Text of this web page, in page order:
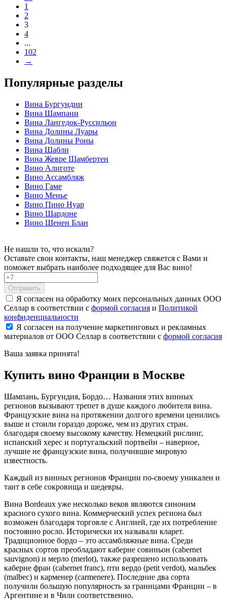
1
2
3
4
...
102
→
Популярные разделы
Вина Бургундии
Вина Шампани
Вина Лангедок-Руссильон
Вина Долины Луары
Вина Долины Роны
Вина Шабли
Вина Жевре Шамбертен
Вино Алиготе
Вино Ассамбляж
Вино Гаме
Вино Менье
Вино Пино Нуар
Вино Шардоне
Вино Шенен Блан
Не нашли то, что искали?
Оставьте свои контакты, наш менеджер свяжется с Вами и
поможет выбрать наиболее подходящее для Вас вино!
Отправить
Я согласен на обработку моих персональных данных ООО
Селлар в соответствии с формой согласия и Политикой
конфиденциальности
Я согласен на получение маркетинговых и рекламных
материалов от ООО Селлар в соответствии с формой согласия
Ваша заявка принята!
Купить вино Франции в Москве
Шампань, Бургундия, Бордо… Названия этих винных
регионов вызывают трепет в душе каждого любителя вина.
Французские вина на протяжении долгого времени ценились
выше и стоили гораздо дороже, чем из других стран.
благодаря своему высокому качеству. Немецкий рислинг,
испанский херес и португальский портвейн – наверное,
лучшие не французские вина, получившие мировую
известность.
Каждый из винных регионов Франции по-своему уникален и
таит в себе сокровища и шедевры.
Вина Bordeaux уже несколько веков являются синоним
красного сухого вина. Коммерческий успех региона был
возможен благодаря торговле с Англией, где их потребление
постоянно росло. Исторически их называли кларет.
Традиционное бордо – это ассамбляжные вина. Среди
красных сортов преобладают каберне совиньон (cabernet
sauvignon) и мерло (merlot), также разрешено использовать
каберне фран (cabernet franc), пти вердо (petit verdot), мальбек
(malbec) и карменер (carmenere). Последние два сорта
получили большую популярность за границами Франции – в
Аргентине и в Чили соответственно.